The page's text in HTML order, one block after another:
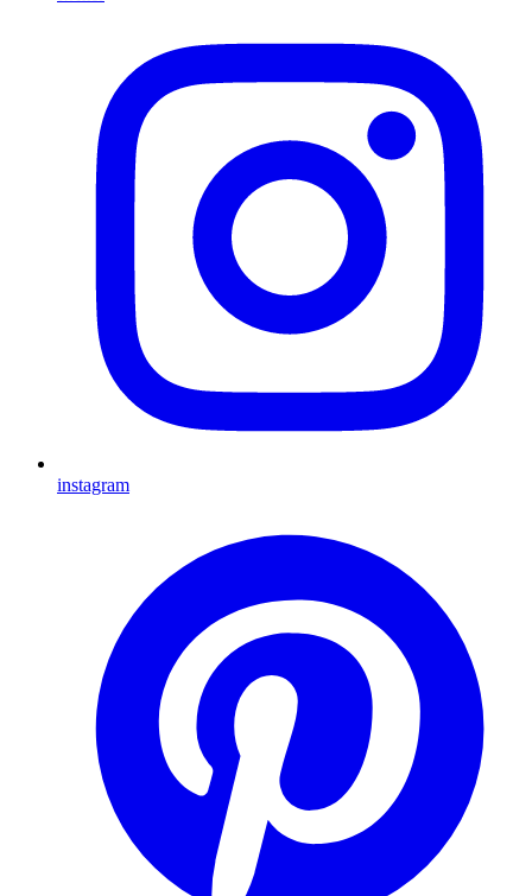
instagram